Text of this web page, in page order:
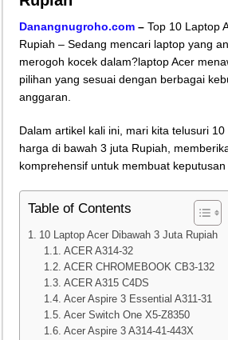
Tips Memperbaiki Elektronik Speaker Sound
Tutorial Memasang Kabel Listrik untuk
Elektronik Canggih, Kulkas Inverter vs Non-
Mekanik Pemula? Ini Cara Cerdas Memilih Oli
Mekanik Pemula Wajib Tahu Cara Jitu Atasi
Teknologi Bikin Bisnis Makanan Kamu Makin
Danangnugroho.com – Top 10 Laptop
Rupiah – Sedang mencari laptop yang
merogoh kocek dalam?laptop Acer
pilihan yang sesuai dengan berbagai
anggaran.
Dalam artikel kali ini, mari kita telusuri 10
harga di bawah 3 juta Rupiah,
komprehensif untuk membuat keputusan
Table of Contents
10 Laptop Acer Dibawah 3 Juta Rupiah
ACER A314-32
ACER CHROMEBOOK CB3-132
ACER A315 C4DS
Acer Aspire 3 Essential A311-31
Acer Switch One X5-Z8350
Acer Aspire 3 A314-41-443X